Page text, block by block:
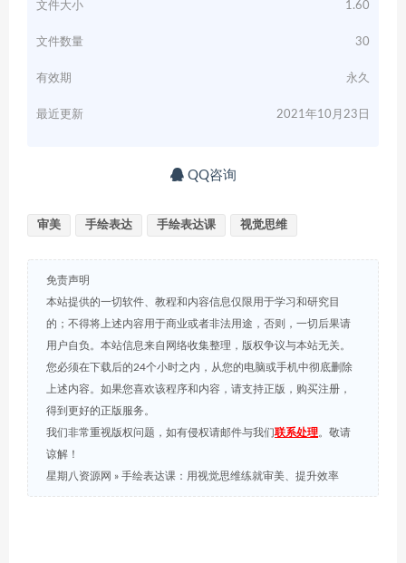
文件大小 1.60
文件数量 30
有效期 永久
最近更新 2021年10月23日
QQ咨询
审美 手绘表达 手绘表达课 视觉思维
免责声明
本站提供的一切软件、教程和内容信息仅限用于学习和研究目
的；不得将上述内容用于商业或者非法用途，否则，一切后果请
用户自负。本站信息来自网络收集整理，版权争议与本站无关。
您必须在下载后的24个小时之内，从您的电脑或手机中彻底删除
上述内容。如果您喜欢该程序和内容，请支持正版，购买注册，
得到更好的正版服务。
我们非常重视版权问题，如有侵权请邮件与我们联系处理。敬请
谅解！
星期八资源网 » 手绘表达课：用视觉思维练就审美、提升效率